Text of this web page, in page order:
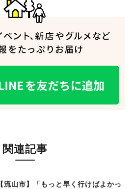
関連記事
【流山市】「もっと早く行けばよかっ